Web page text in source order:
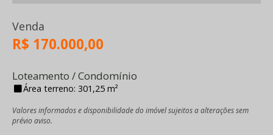
Venda
R$ 170.000,00
Loteamento / Condomínio
Área terreno: 301,25 m²
Valores informados e disponibilidade do imóvel sujeitos a alterações sem
prévio aviso.